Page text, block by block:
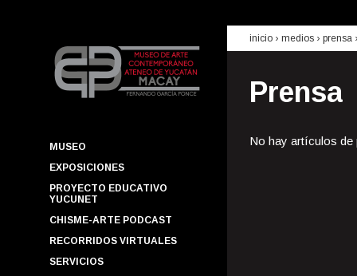
MUSEO
EXPOSICIONES
PROYECTO EDUCATIVO
YUCUNET
CHISME-ARTE PODCAST
RECORRIDOS VIRTUALES
SERVICIOS
inicio › medios › prensa
Prensa
No hay artículos de